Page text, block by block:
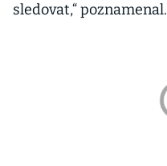
sledovat,“ poznamenal.